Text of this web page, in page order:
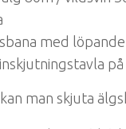
med
på
man skjuta